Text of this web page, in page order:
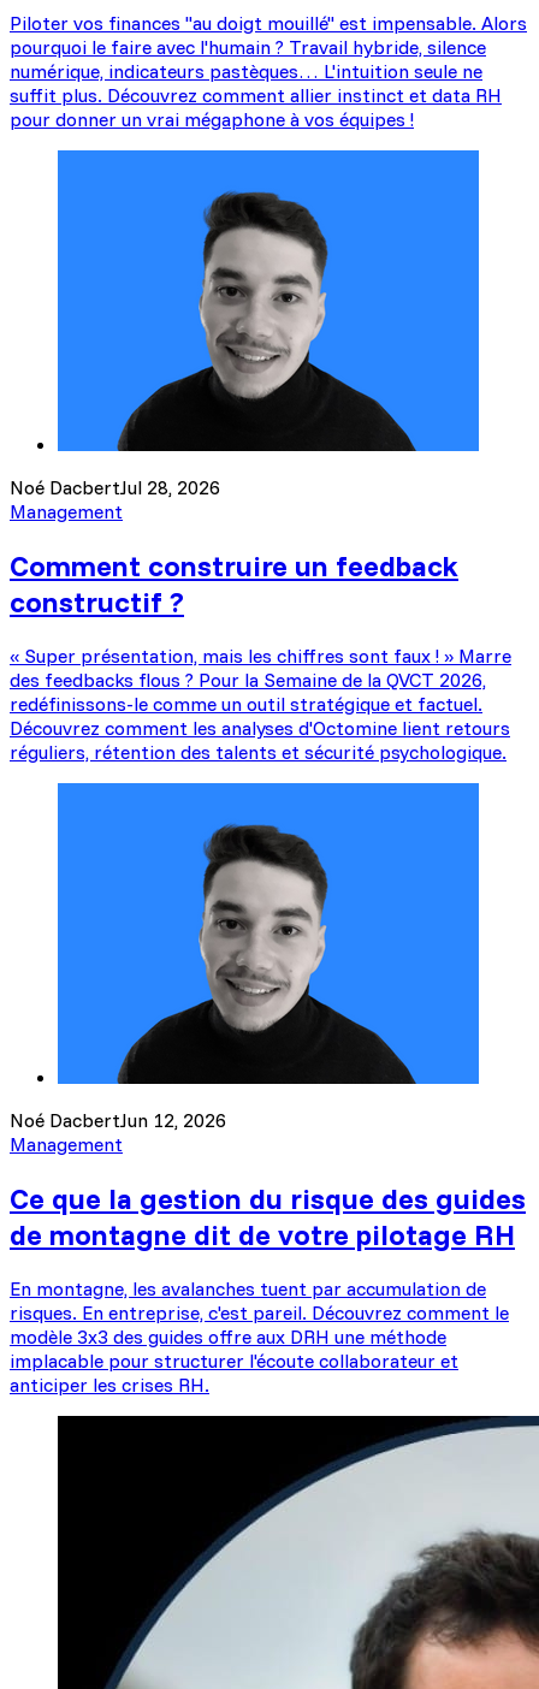
Piloter vos finances "au doigt mouillé" est impensable. Alors
pourquoi le faire avec l'humain ? Travail hybride, silence
numérique, indicateurs pastèques… L'intuition seule ne
suffit plus. Découvrez comment allier instinct et data RH
pour donner un vrai mégaphone à vos équipes !
Noé DacbertJul 28, 2026
Management
Comment construire un feedback
constructif ?
« Super présentation, mais les chiffres sont faux ! » Marre
des feedbacks flous ? Pour la Semaine de la QVCT 2026,
redéfinissons-le comme un outil stratégique et factuel.
Découvrez comment les analyses d'Octomine lient retours
réguliers, rétention des talents et sécurité psychologique.
Noé DacbertJun 12, 2026
Management
Ce que la gestion du risque des guides
de montagne dit de votre pilotage RH
En montagne, les avalanches tuent par accumulation de
risques. En entreprise, c'est pareil. Découvrez comment le
modèle 3x3 des guides offre aux DRH une méthode
implacable pour structurer l'écoute collaborateur et
anticiper les crises RH.